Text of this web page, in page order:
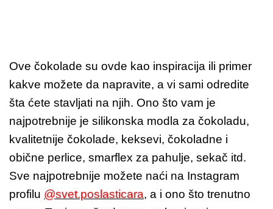
Ove čokolade su ovde kao inspiracija ili primer
kakve možete da napravite, a vi sami odredite
šta ćete stavljati na njih. Ono što vam je
najpotrebnije je silikonska modla za čokoladu,
kvalitetnije čokolade, keksevi, čokoladne i
obične perlice, smarflex za pahulje, sekač itd.
Sve najpotrebnije možete naći na Instagram
profilu @svet.poslasticara, a i ono što trenutno